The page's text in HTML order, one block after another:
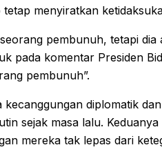
menyiratkan
pembunuh, tetapi dia
pada komentar Presiden
pembunuh”.
diplomatik
sejak masa lalu.
mereka tak lepas dari